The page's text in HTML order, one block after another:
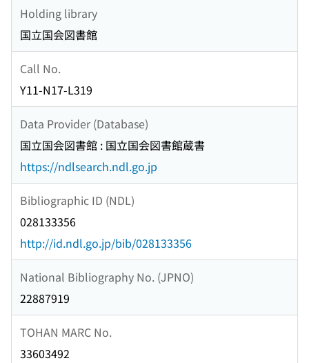
Holding library
国立国会図書館
Call No.
Y11-N17-L319
Data Provider (Database)
国立国会図書館 : 国立国会図書館蔵書
https://ndlsearch.ndl.go.jp
Bibliographic ID (NDL)
028133356
http://id.ndl.go.jp/bib/028133356
National Bibliography No. (JPNO)
22887919
TOHAN MARC No.
33603492